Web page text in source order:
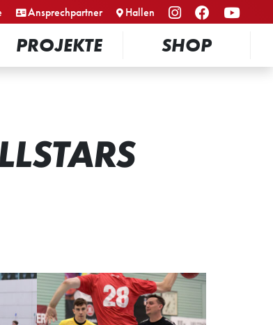
Ansprechpartner Hallen
PROJEKTE SHOP